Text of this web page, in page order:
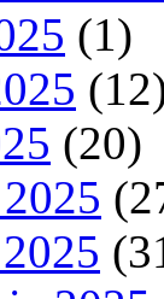
(1)
(20)